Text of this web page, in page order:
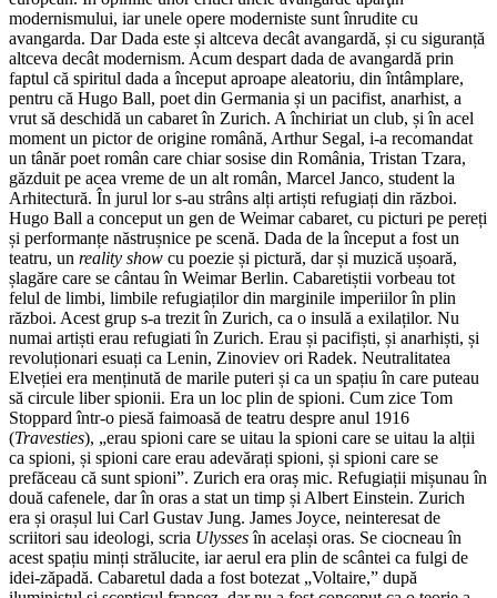
modernismului, iar unele opere moderniste sunt înrudite cu
avangarda. Dar Dada este și altceva decât avangardă, și cu siguranță
altceva decât modernism. Acum despart dada de avangardă prin
faptul că spiritul dada a început aproape aleatoriu, din întâmplare,
pentru că Hugo Ball, poet din Germania și un pacifist, anarhist, a
vrut să deschidă un cabaret în Zurich. A închiriat un club, și în acel
moment un pictor de origine română, Arthur Segal, i-a recomandat
un tânăr poet român care chiar sosise din România, Tristan Tzara,
găzduit pe acea vreme de un alt român, Marcel Janco, student la
Arhitectură. În jurul lor s-au strâns alți artiști refugiați din război.
Hugo Ball a conceput un gen de Weimar cabaret, cu picturi pe pereți
și performanțe năstrușnice pe scenă. Dada de la început a fost un
teatru, un reality show cu poezie și pictură, dar și muzică ușoară,
șlagăre care se cântau în Weimar Berlin. Cabaretiștii vorbeau tot
felul de limbi, limbile refugiaților din marginile imperiilor în plin
război. Acest grup s-a trezit în Zurich, ca o insulă a exilaților. Nu
numai artiști erau refugiati în Zurich. Erau și pacifiști, și anarhiști, și
revoluționari esuați ca Lenin, Zinoviev ori Radek. Neutralitatea
Elveției era menținută de marile puteri și ca un spațiu în care puteau
să circule liber spionii. Era un loc plin de spioni. Cum zice Tom
Stoppard într-o piesă faimoasă de teatru despre anul 1916
(Travesties), „erau spioni care se uitau la spioni care se uitau la alții
ca spioni, și spioni care erau adevărați spioni, și spioni care se
prefăceau că sunt spioni”. Zurich era oraș mic. Refugiații mișunau în
două cafenele, dar în oras a stat un timp și Albert Einstein. Zurich
era și orașul lui Carl Gustav Jung. James Joyce, neinteresat de
scriitori sau ideologi, scria Ulyssesîn același oras. Se ciocneau în
acest spațiu minți strălucite, iar aerul era plin de scântei ca fulgi de
idei-zăpadă. Cabaretul dada a fost botezat „Voltaire,” după